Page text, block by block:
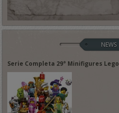
NEWS
Serie Completa 29° Minifigures Lego